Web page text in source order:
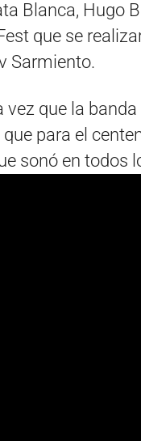
Blanca, Hugo
que se
Sarmiento.
vez que la
que para el
sonó en todos